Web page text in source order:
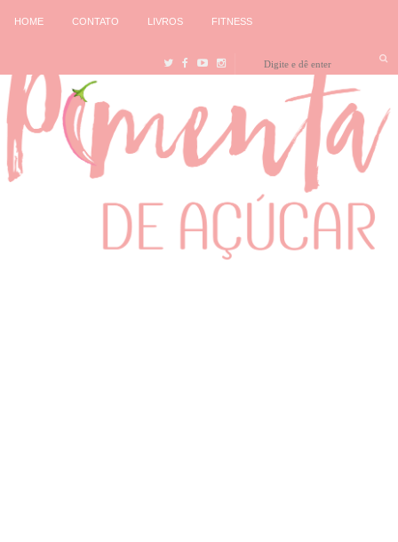
HOME CONTATO LIVROS FITNESS